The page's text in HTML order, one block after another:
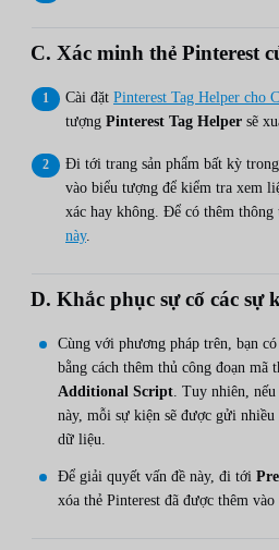
C. Xác minh thẻ Pinterest
Cài đặt Pinterest Tag Helper cho
tượng Pinterest Tag Helper sẽ
Đi tới trang sản phẩm bất kỳ
vào biểu tượng để kiểm tra xem
xác hay không. Để có thêm
này.
D. Khắc phục sự cố các sự
Cùng với phương pháp trên, bạn
bằng cách thêm thủ công đoạn mã
Additional Script . Tuy nhiên,
này, mỗi sự kiện sẽ được gửi
dữ liệu.
Để giải quyết vấn đề này, đi tới
xóa thẻ Pinterest đã được thêm vào